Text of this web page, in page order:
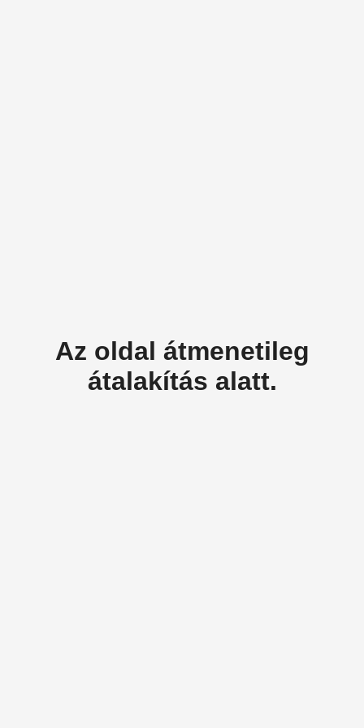
Az oldal átmenetileg
átalakítás alatt.